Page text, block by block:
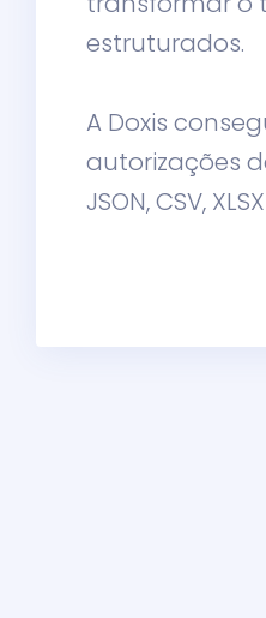
estruturados.
A Doxis
autorizações
JSON, CSV,